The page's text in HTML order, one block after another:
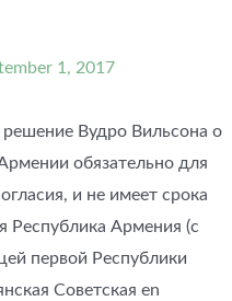
1, 2017
Вудро Вильсона о
обязательно для
и не имеет срока
Армения (с
первой Республики
Советская en